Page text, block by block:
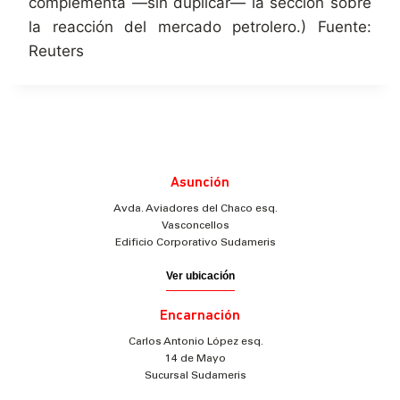
la reacción del mercado petrolero.) Fuente:
Reuters
Asunción
Avda. Aviadores del Chaco esq.
Vasconcellos
Edificio Corporativo Sudameris
Ver ubicación
Encarnación
Carlos Antonio López esq.
14 de Mayo
Sucursal Sudameris